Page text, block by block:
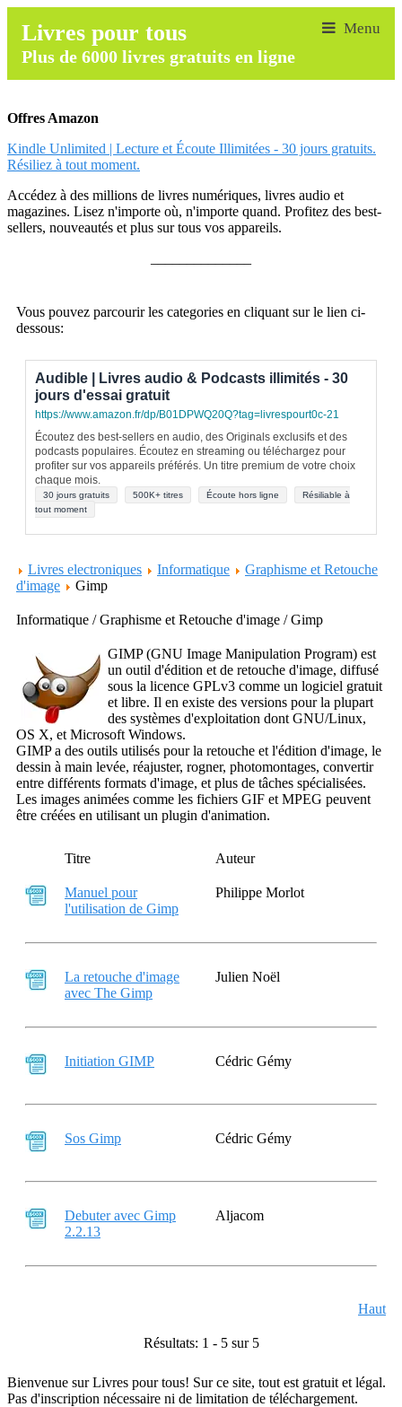
Livres pour tous
Plus de 6000 livres gratuits en ligne
Offres Amazon
Kindle Unlimited | Lecture et Écoute Illimitées - 30 jours gratuits.
Résiliez à tout moment.
Accédez à des millions de livres numériques, livres audio et
magazines. Lisez n'importe où, n'importe quand. Profitez des best-
sellers, nouveautés et plus sur tous vos appareils.
Vous pouvez parcourir les categories en cliquant sur le lien ci-
dessous:
Audible | Livres audio & Podcasts illimités - 30
jours d'essai gratuit
https://www.amazon.fr/dp/B01DPWQ20Q?tag=livrespourt0c-21
Écoutez des best-sellers en audio, des Originals exclusifs et des
podcasts populaires. Écoutez en streaming ou téléchargez pour
profiter sur vos appareils préférés. Un titre premium de votre choix
chaque mois.
30 jours gratuits 500K+ titres Écoute hors ligne
Résiliable à
tout moment
Livres electroniques Informatique
Graphisme et Retouche
d'image
Gimp
Informatique / Graphisme et Retouche d'image / Gimp
GIMP (GNU Image Manipulation Program) est
un outil d'édition et de retouche d'image, diffusé
sous la licence GPLv3 comme un logiciel gratuit
et libre. Il en existe des versions pour la plupart
des systèmes d'exploitation dont GNU/Linux,
OS X, et Microsoft Windows.
GIMP a des outils utilisés pour la retouche et l'édition d'image, le
dessin à main levée, réajuster, rogner, photomontages, convertir
entre différents formats d'image, et plus de tâches spécialisées.
Les images animées comme les fichiers GIF et MPEG peuvent
être créées en utilisant un plugin d'animation.
Titre Auteur
Manuel pour
l'utilisation de Gimp
Philippe Morlot
La retouche d'image
avec The Gimp
Julien Noël
Initiation GIMP Cédric Gémy
Sos Gimp Cédric Gémy
Debuter avec Gimp
2.2.13
Aljacom
Haut
Résultats: 1 - 5 sur 5
Bienvenue sur Livres pour tous! Sur ce site, tout est gratuit et légal.
Pas d'inscription nécessaire ni de limitation de téléchargement.